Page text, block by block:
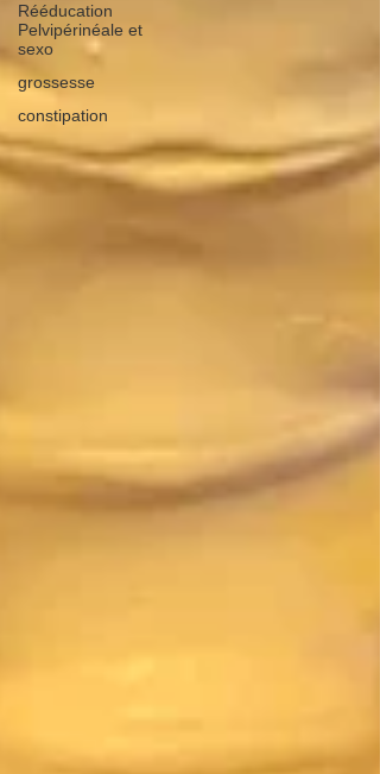
Rééducation
Pelvipérinéale et
sexo
grossesse
constipation